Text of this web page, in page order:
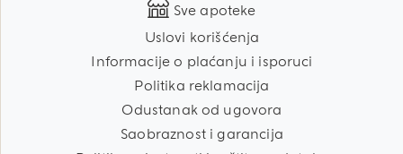
Sve apoteke
Uslovi korišćenja
Informacije o plaćanju i isporuci
Politika reklamacija
Odustanak od ugovora
Saobraznost i garancija